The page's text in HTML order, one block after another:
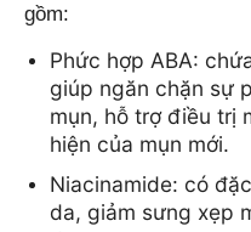
gồm:
Phức hợp ABA:
giúp ngăn chặn sự
mụn, hỗ trợ điều trị
hiện của mụn mới.
Niacinamide: có
da, giảm sưng xẹp